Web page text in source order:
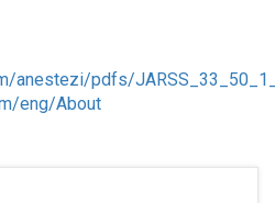
anestezi/pdfs/
eng/About